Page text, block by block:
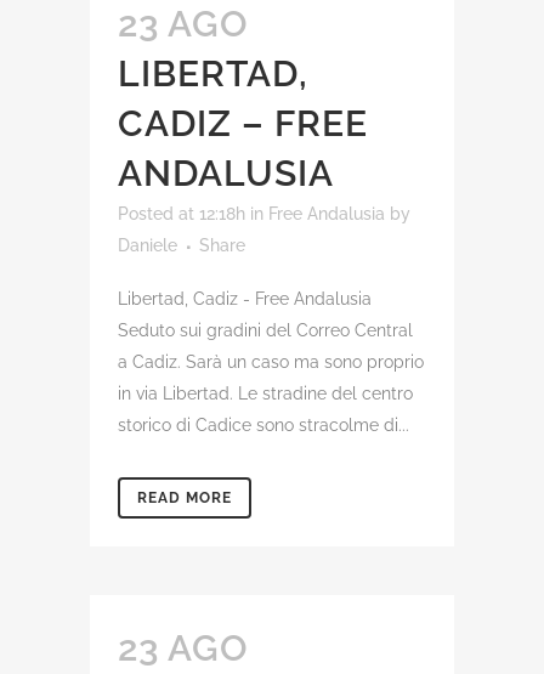
23 AGO
LIBERTAD,
CADIZ – FREE
ANDALUSIA
Posted at 12:18h in Free Andalusia by
Daniele
Share
Libertad, Cadiz - Free Andalusia
Seduto sui gradini del Correo Central
a Cadiz. Sarà un caso ma sono proprio
in via Libertad. Le stradine del centro
storico di Cadice sono stracolme di...
READ MORE
23 AGO